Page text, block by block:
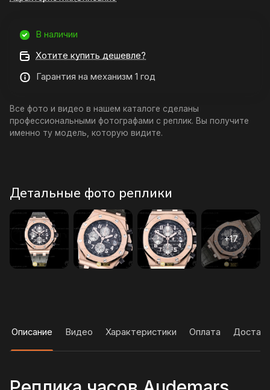
В наличии
Хотите купить дешевле?
Гарантия на механизм 1 год
Все фото и видео в нашем каталоге сделаны
профессиональными фотографами с реплик. Вы получите
именно ту модель, которую видите.
Детальные фото реплики
Описание Видео Характеристики Оплата